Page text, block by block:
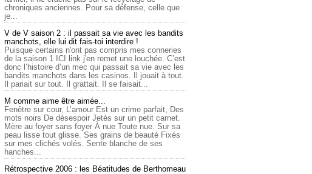
chroniques anciennes. Pour sa défense, celle que
je...
V de V saison 2 : il passait sa vie avec les bandits
manchots, elle lui dit fais-toi interdire !
Puisque certains n'ont pas compris mes conneries
de la saison 1 ICI link j'en remet une louchée. C’est
donc l’histoire d’un mec qui passait sa vie avec les
bandits manchots dans les casinos. Il jouait à tout.
Il pariait sur tout. Il grattait. Il se faisait...
M comme aime être aimée...
Fenêtre sur cour, L’amour Est un crime parfait, Des
mots noirs De désespoir Jetés sur un petit carnet.
Mère au foyer sans foyer À nue Toute nue. Sur sa
peau lisse tout glisse. Ses grains de beauté Fixés
sur mes clichés volés. Sente blanche de ses
hanches...
Rétrospective 2006 : les Béatitudes de Berthomeau